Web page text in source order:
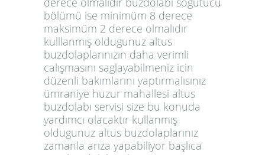
bölümü ise minimüm 8 derece
maksimüm 2 derece olmalıdır
kulllanmış oldugunuz altus
buzdolaplarınızın daha verimli
calışmasını saglayabilmeniz icin
düzenli bakımlarını yaptırmalısınız
ümraniye huzur mahallesi altus
buzdolabı servisi size bu konuda
yardımcı olacaktır kullanmış
oldugunuz altus buzdolaplarınız
zamanla arıza yapabiliyor başlıca